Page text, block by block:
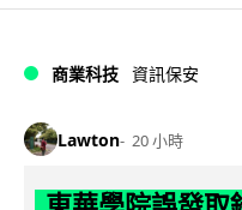
商業科技 資訊保安
Lawton 20 小時